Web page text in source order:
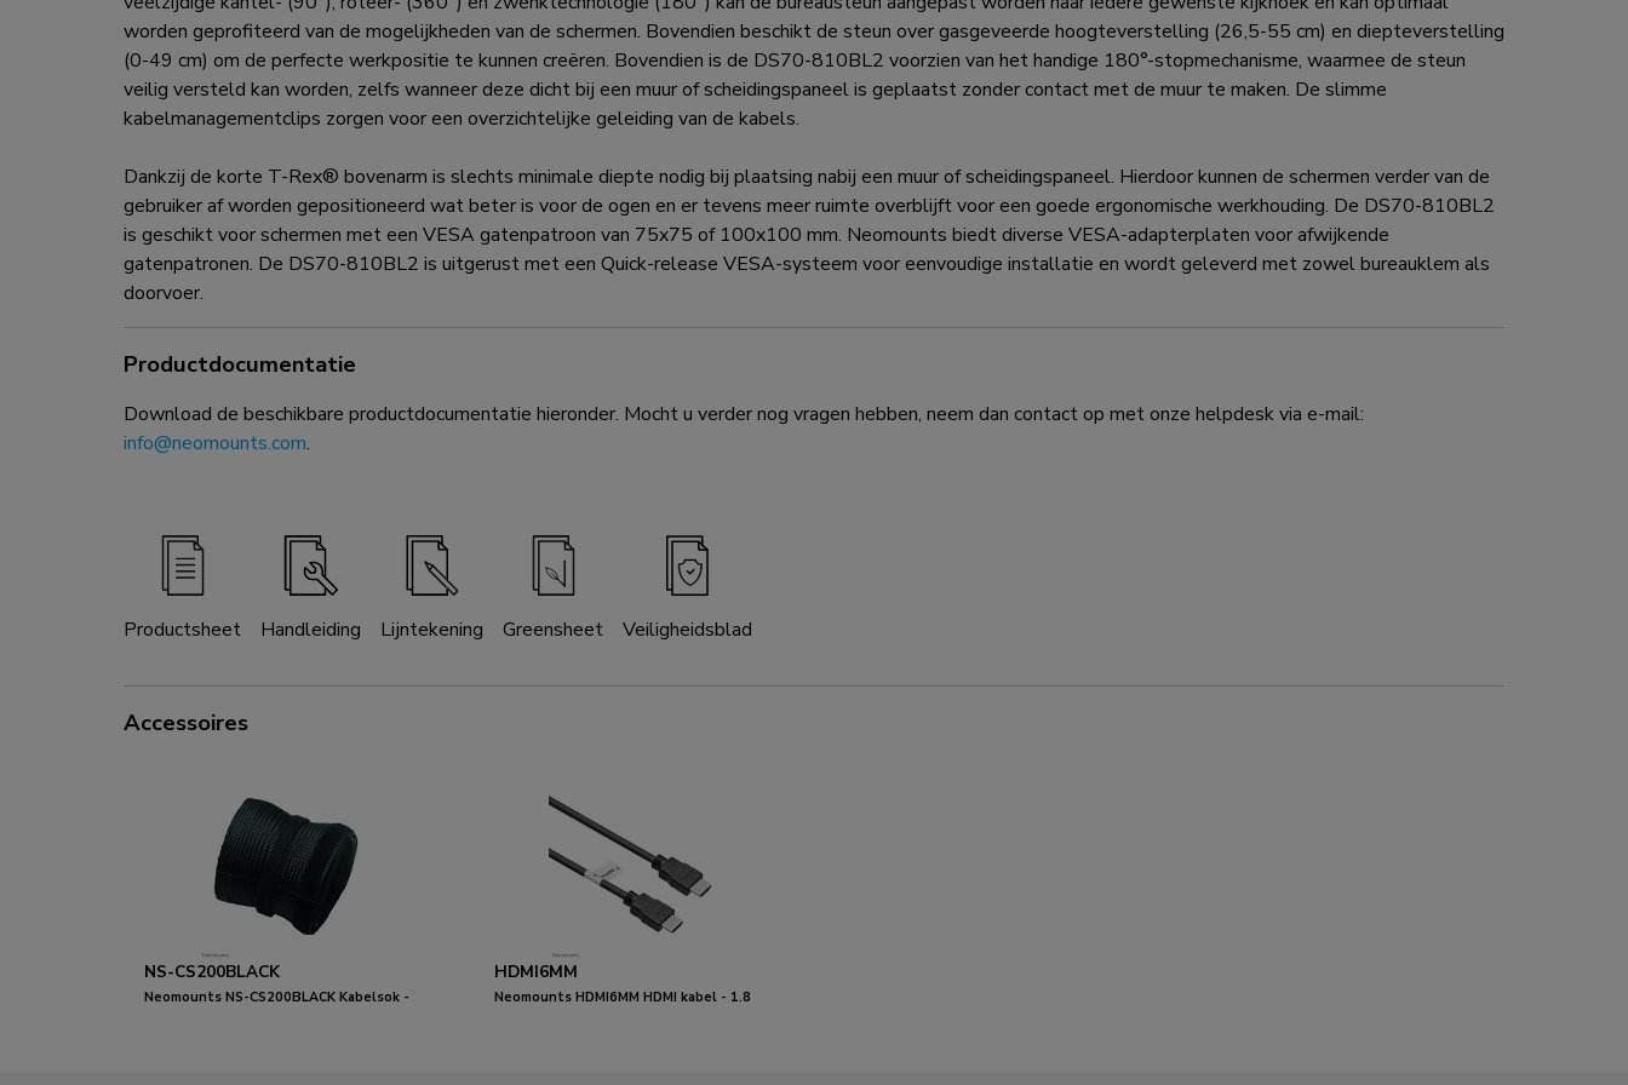
worden geprofiteerd van de mogelijkheden van de schermen. Bovendien beschikt de steun over gasgeveerde hoogteverstelling (26,5-55 cm) en diepteverstelling
(0-49 cm) om de perfecte werkpositie te kunnen creëren. Bovendien is de DS70-810BL2 voorzien van het handige 180°-stopmechanisme, waarmee de steun
veilig versteld kan worden, zelfs wanneer deze dicht bij een muur of scheidingspaneel is geplaatst zonder contact met de muur te maken. De slimme
kabelmanagementclips zorgen voor een overzichtelijke geleiding van de kabels.
Dankzij de korte T-Rex® bovenarm is slechts minimale diepte nodig bij plaatsing nabij een muur of scheidingspaneel. Hierdoor kunnen de schermen verder van de
gebruiker af worden gepositioneerd wat beter is voor de ogen en er tevens meer ruimte overblijft voor een goede ergonomische werkhouding. De DS70-810BL2
is geschikt voor schermen met een VESA gatenpatroon van 75x75 of 100x100 mm. Neomounts biedt diverse VESA-adapterplaten voor afwijkende
gatenpatronen. De DS70-810BL2 is uitgerust met een Quick-release VESA-systeem voor eenvoudige installatie en wordt geleverd met zowel bureauklem als
doorvoer.
Productdocumentatie
Download de beschikbare productdocumentatie hieronder. Mocht u verder nog vragen hebben, neem dan contact op met onze helpdesk via e-mail:
info@neomounts.com.
Productsheet Handleiding Lijntekening Greensheet Veiligheidsblad
Accessoires
NS-CS200BLACK
Neomounts NS-CS200BLACK Kabelsok -
HDMI6MM
Neomounts HDMI6MM HDMI kabel - 1.8